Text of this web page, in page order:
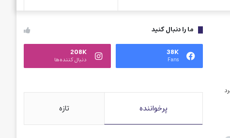
برای ما را دنبال کنید
38K
Fans
208K
دنبال کننده‌ها
پرخواننده تازه